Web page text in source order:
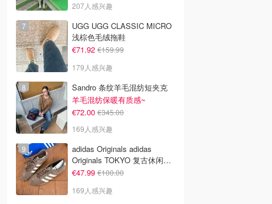
207人感兴趣
UGG UGG CLASSIC MICRO
浅棕色毛绒拖鞋
€71.92 €159.99
179人感兴趣
Sandro 条纹羊毛混纺短夹克
羊毛混纺保暖有质感~
€72.00 €345.00
169人感兴趣
adidas Originals adidas
Originals TOKYO 复古休闲鞋
深棕色
€47.99 €100.00
169人感兴趣